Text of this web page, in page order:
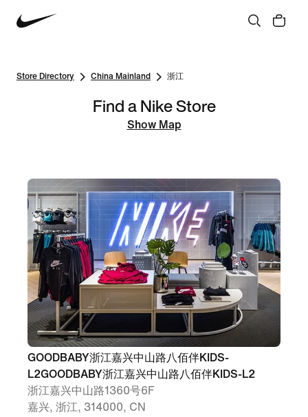
Store Directory China Mainland 浙江
Find a Nike Store
Show Map
GOODBABY浙江嘉兴中山路八佰伴KIDS-
L2GOODBABY浙江嘉兴中山路八佰伴KIDS-L2
浙江嘉兴中山路1360号6F
嘉兴, 浙江, 314000, CN